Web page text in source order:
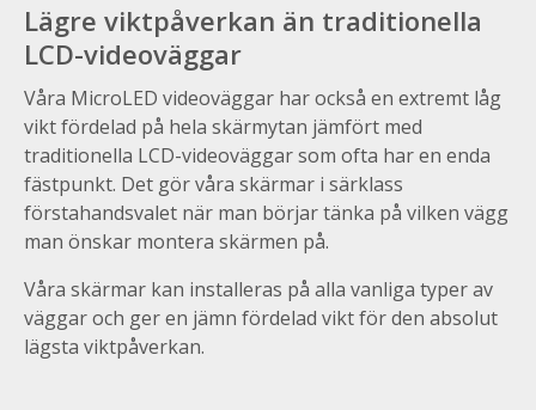
Lägre viktpåverkan än traditionella
LCD-videoväggar
Våra MicroLED videoväggar har också en extremt låg
vikt fördelad på hela skärmytan jämfört med
traditionella LCD-videoväggar som ofta har en enda
fästpunkt. Det gör våra skärmar i särklass
förstahandsvalet när man börjar tänka på vilken vägg
man önskar montera skärmen på.
Våra skärmar kan installeras på alla vanliga typer av
väggar och ger en jämn fördelad vikt för den absolut
lägsta viktpåverkan.